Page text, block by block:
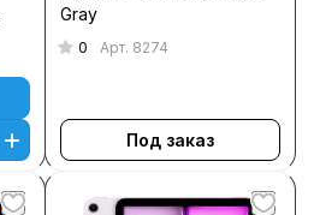
Gray
0 Арт. 8274
Под заказ